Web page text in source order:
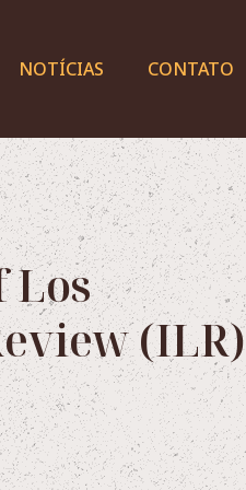
NOTÍCIAS CONTATO
Los
(ILR)